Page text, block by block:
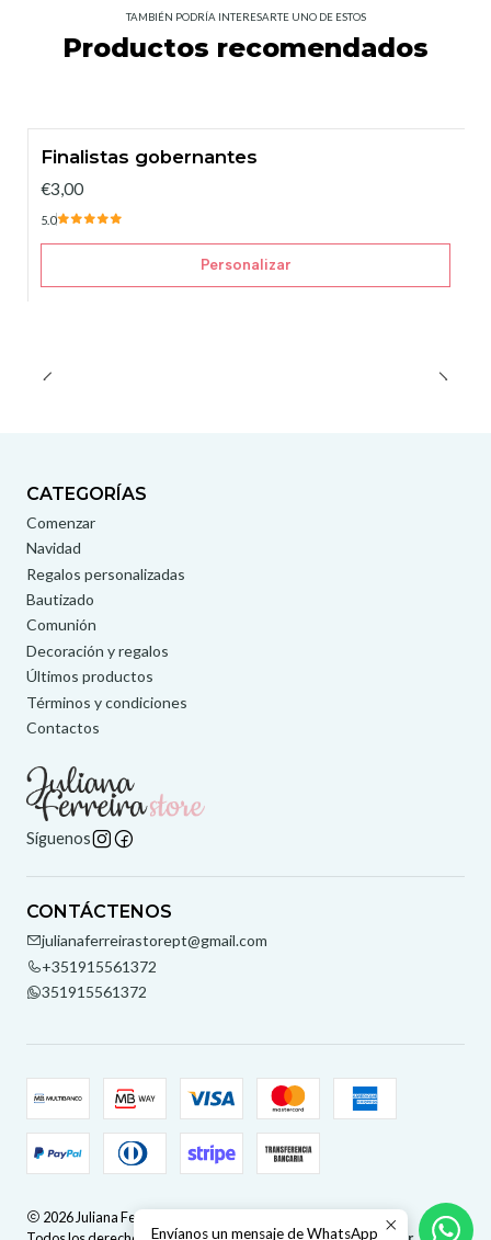
TAMBIÉN PODRÍA INTERESARTE UNO DE ESTOS
Productos recomendados
Finalistas gobernantes
€3,00
5.0
Personalizar
CATEGORÍAS
Comenzar
Navidad
Regalos personalizadas
Bautizado
Comunión
Decoración y regalos
Últimos productos
Términos y condiciones
Contactos
Síguenos
CONTÁCTENOS
julianaferreirastorept@gmail.com
+351915561372
351915561372
2026 Juliana Ferreira Store.
Envíanos un mensaje de WhatsApp